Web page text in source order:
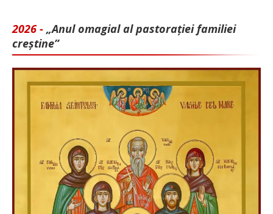
2026 - „Anul omagial al pastorației familiei
creștine”